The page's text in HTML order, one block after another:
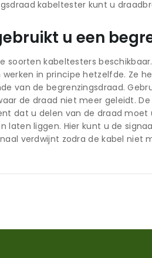
kabeltester kunt u
u een
soorten kabeltesters
in principe hetzelfde. Ze
van de begrenzingsdraad.
de draad niet meer geleidt.
dat u delen van de draad
laten liggen. Hier kunt u de
verdwijnt zodra de kabel niet